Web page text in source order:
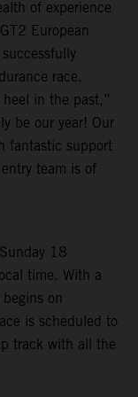
of experience
European
race.
in the past,”
be our year! Our
fantastic support
team is of
18
time. With a
on
is scheduled to
track with all the